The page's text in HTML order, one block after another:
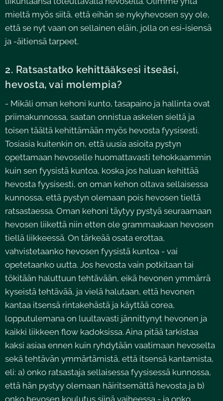
mieltä myös siitä, että eihän se nykyhevosen syy ole,
että se nyt vaan on sellainen eläin, jolla on esi-isiensä
ja -äitiensä tarpeet.
2. Ratsastatko kehittääksesi itseäsi,
hevosta, vai molempia?
- Mikäli oman kehoni kunto, tasapaino ja hallinta ovat
priimakunnossa, saatan onnistua askelen sieltä ja
toisen täältä kehittämään myös hevosta fyysisesti.
Tosiasia kuitenkin on, että uusia asioita pystyn
opettamaan hevoselle huomattavasti tehokkaammin
kuin sen fyysistä kuntoa, koska jos haluan kehittää
hevosta fyysisesti, on oman kehon oltava sellaisessa
kunnossa, että pystyn olemaan pois hevosen tieltä
ratsastaessa. Oman kehoni täytyy pystyä seuraamaan
hevosen liikettä niin etten ole grammaakaan hevosen
tiellä liikkeessä. On tärkeää osata erottaa,
vahvistetaanko hevosen fyysistä kuntoa - vai
opetetaanko uutta. Jos hevosta vain potkitaan tai
tökitään haluttuun tehtävään, eikä hevonen ymmärrä
kyseistä tehtävää, ja vielä halutaan, että hevonen
kantaa itsensä rintakehästä ja käyttää corea,
lopputulemana on luultavasti jännittynyt hevonen ja
kaikki liikkeen flow kadoksissa. Aina pitää tarkistaa
kaksi asiaa ennen kuin ryhdytään vaatimaan hevoselta
sekä tehtävän ymmärtämistä, että itsensä kantamista,
eli: a) onko ratsastaja sellaisessa fyysisessä kunnossa,
että hän pystyy olemaan häiritsemättä hevosta ja b)
onko hevosen koulutus siinä vaiheessa - ja onko